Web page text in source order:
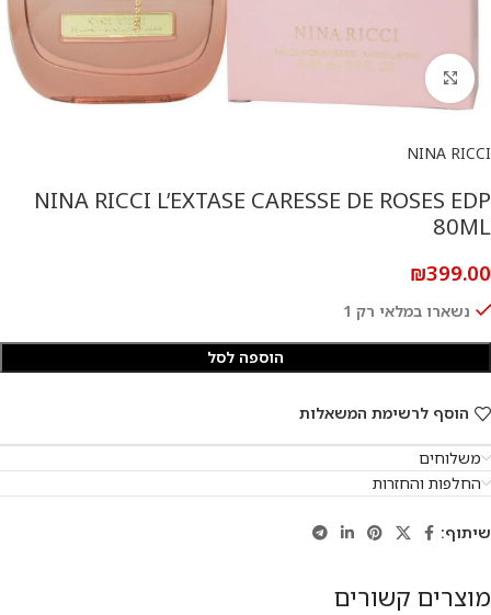
להגדלת התמונה
NINA RICCI
NINA RICCI L’EXTASE CARESSE DE ROSES EDP
80ML
₪399.00
נשארו במלאי רק 1
הוספה לסל
הוסף לרשימת המשאלות
משלוחים
החלפות והחזרות
שיתוף:
מוצרים קשורים